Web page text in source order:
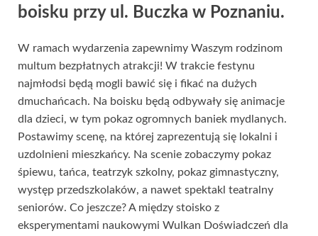
boisku przy ul. Buczka w Poznaniu.
W ramach wydarzenia zapewnimy Waszym rodzinom
multum bezpłatnych atrakcji! W trakcie festynu
najmłodsi będą mogli bawić się i fikać na dużych
dmuchańcach. Na boisku będą odbywały się animacje
dla dzieci, w tym pokaz ogromnych baniek mydlanych.
Postawimy scenę, na której zaprezentują się lokalni i
uzdolnieni mieszkańcy. Na scenie zobaczymy pokaz
śpiewu, tańca, teatrzyk szkolny, pokaz gimnastyczny,
występ przedszkolaków, a nawet spektakl teatralny
seniorów. Co jeszcze? A między stoisko z
eksperymentami naukowymi Wulkan Doświadczeń dla